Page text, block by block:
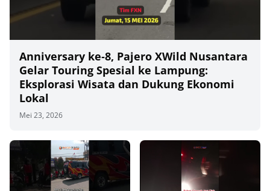
Anniversary ke‑8, Pajero XWild Nusantara
Gelar Touring Spesial ke Lampung:
Eksplorasi Wisata dan Dukung Ekonomi
Lokal
Mei 23, 2026